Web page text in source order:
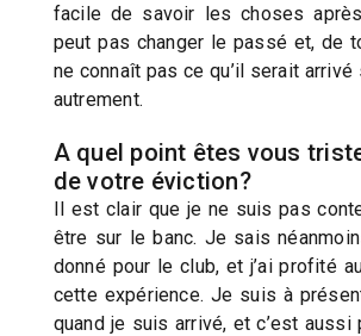
facile de savoir les choses
peut pas changer le passé et, de
ne connaît pas ce qu’il serait
autrement.
A quel point êtes vous
de votre éviction?
Il est clair que je ne suis pas
être sur le banc. Je sais
donné pour le club, et j’ai profité
cette expérience. Je suis à
quand je suis arrivé, et c’est aussi